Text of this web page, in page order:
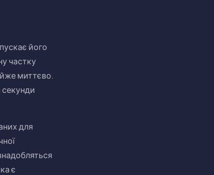
його
частку
миттєво.
для
є